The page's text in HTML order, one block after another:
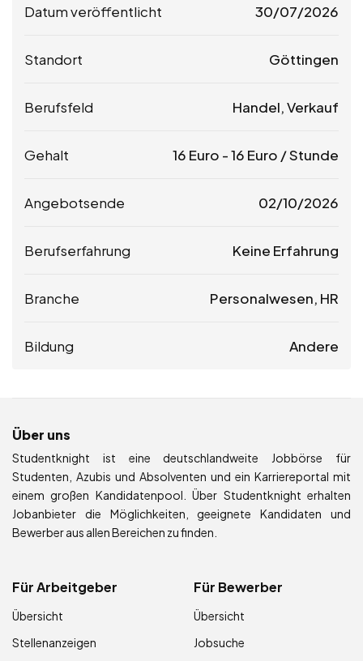
Datum veröffentlicht 30/07/2026
Standort Göttingen
Berufsfeld Handel, Verkauf
Gehalt 16 Euro -16 Euro / Stunde
Angebotsende 02/10/2026
Berufserfahrung Keine Erfahrung
Branche Personalwesen, HR
Bildung Andere
Über uns
Studentknight ist eine deutschlandweite Jobbörse für
Studenten, Azubis und Absolventen und ein Karriereportal mit
einem großen Kandidatenpool. Über Studentknight erhalten
Jobanbieter die Möglichkeiten, geeignete Kandidaten und
Bewerber aus allen Bereichen zu finden.
Für Arbeitgeber
Übersicht
Stellenanzeigen
Für Bewerber
Übersicht
Jobsuche